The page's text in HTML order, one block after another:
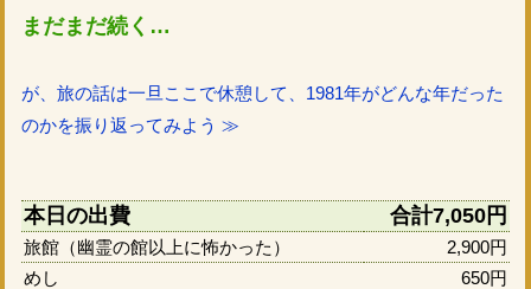
まだまだ続く…
が、旅の話は一旦ここで休憩して、1981年がどんな年だった
のかを振り返ってみよう ≫
本日の出費 合計7,050円
旅館（幽霊の館以上に怖かった）
2,900円
めし
650円